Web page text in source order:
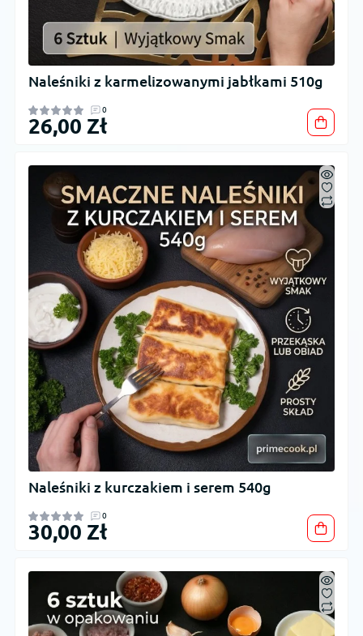
Naleśniki z karmelizowanymi jabłkami 510g
0
26,00 Zł
Naleśniki z kurczakiem i serem 540g
0
30,00 Zł